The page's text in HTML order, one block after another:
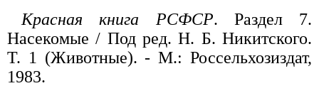
Красная книга РСФСР. Раздел 7.
Насекомые / Под ред. Н. Б. Никитского.
Т. 1 (Животные). - М.: Россельхозиздат,
1983.